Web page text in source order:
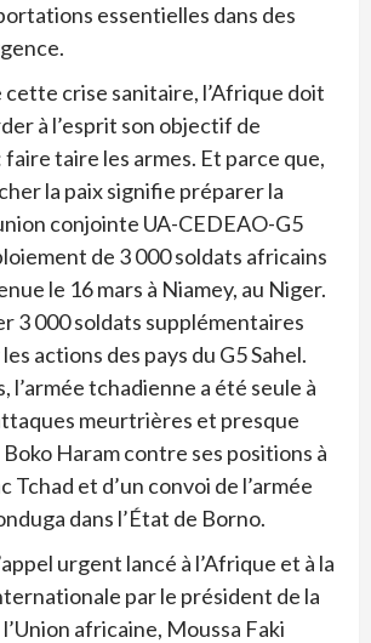
essentielles dans des
cette crise sanitaire, l’Afrique doit
à l’esprit son objectif de
faire taire les armes. Et parce que,
la paix signifie préparer la
conjointe UA-CEDEAO-G5
de 3 000 soldats africains
le 16 mars à Niamey, au Niger.
3 000 soldats supplémentaires
actions des pays du G5 Sahel.
l’armée tchadienne a été seule à
meurtrières et presque
Haram contre ses positions à
Tchad et d’un convoi de l’armée
dans l’État de Borno.
urgent lancé à l’Afrique et à la
par le président de la
africaine, Moussa Faki